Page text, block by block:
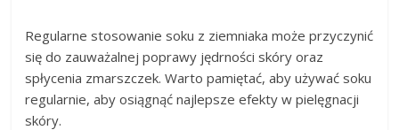
Regularne stosowanie soku z ziemniaka może przyczynić
się do zauważalnej poprawy jędrności skóry oraz
spłycenia zmarszczek. Warto pamiętać, aby używać soku
regularnie, aby osiągnąć najlepsze efekty w pielęgnacji
skóry.